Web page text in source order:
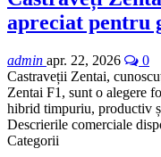
apreciat pentru
admin apr. 22, 2026
0
Castraveții Zentai,
Zentai F1, sunt o alegere
hibrid timpuriu, productiv
Descrierile comerciale
Categorii